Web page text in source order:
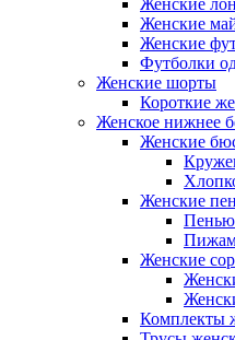
Женские
Женские
Женские
Футболки
Женские шорты
Короткие
Женское нижнее
Женские
Женские
Женские
Комплекты